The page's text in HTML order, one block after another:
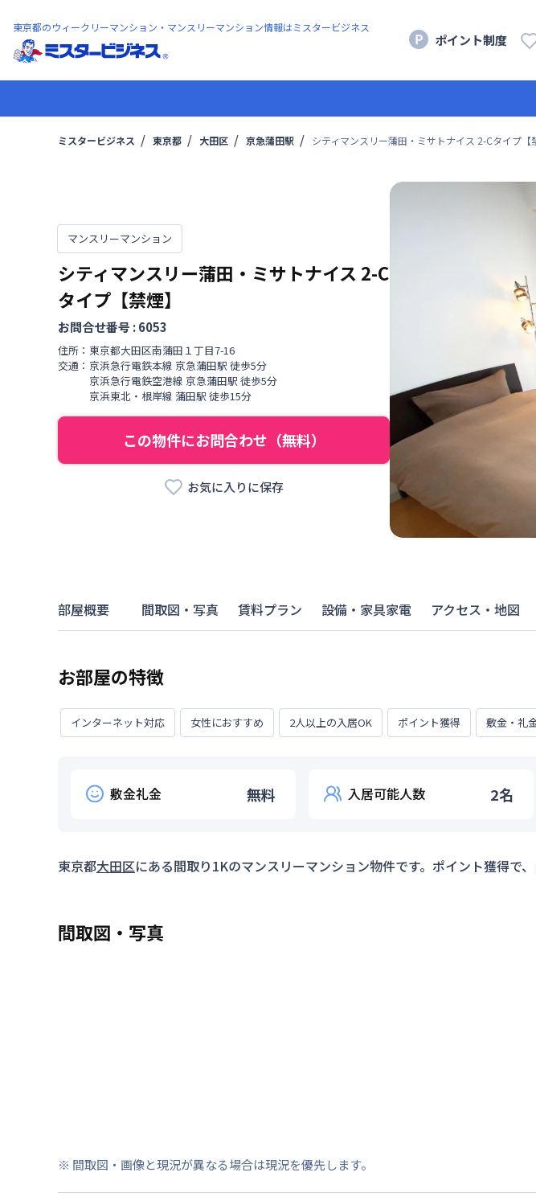
東京都のウィークリーマンション・マンスリーマンション情報はミスタービジネス
ポイント制度
ミスタービジネス 東京都 大田区 京急蒲田駅 シティマンスリー蒲田・ミサトナイス 2-Cタイプ【
マンスリーマンション
シティマンスリー蒲田・ミサトナイス 2-C
タイプ【禁煙】
お問合せ番号 :6053
住所： 東京都大田区南蒲田 １丁目7-16
交通： 京浜急行電鉄本線 京急蒲田駅 徒歩5分
京浜急行電鉄空港線 京急蒲田駅 徒歩5分
京浜東北・根岸線 蒲田駅 徒歩15分
この物件にお問合わせ（無料）
お気に入りに保存
部屋概要 間取図・写真 賃料プラン 設備・家具家電 アクセス・地図
お部屋の特徴
インターネット対応 女性におすすめ 2人以上の入居OK ポイント獲得 敷金・礼
敷金礼金 無料 入居可能人数 2名
東京都大田区にある間取り1Kのマンスリーマンション物件です。ポイント獲得で
間取図・写真
※ 間取図・画像と現況が異なる場合は現況を優先します。